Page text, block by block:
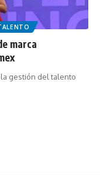
marca
gestión del talento